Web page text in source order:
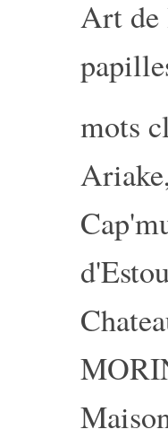
Art de
mots
Ariake